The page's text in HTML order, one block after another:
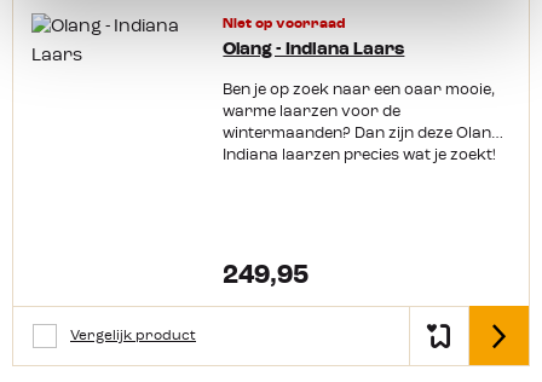
Niet op voorraad
Olang - Indiana Laars
Ben je op zoek naar een oaar mooie,
warme laarzen voor de
wintermaanden? Dan zijn deze Olang
Indiana laarzen precies wat je zoekt!
te maken zit er nog een goede zool
onder die je voldoende grip geeft
tijdens winterweer.
249,95
Vergelijk product